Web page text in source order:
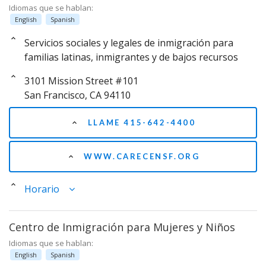
Idiomas que se hablan:
English Spanish
Servicios sociales y legales de inmigración para
familias latinas, inmigrantes y de bajos recursos
3101 Mission Street #101
San Francisco, CA 94110
LLAME 415-642-4400
WWW.CARECENSF.ORG
Horario
Centro de Inmigración para Mujeres y Niños
Idiomas que se hablan:
English Spanish